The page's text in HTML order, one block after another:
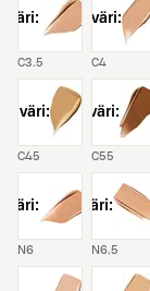
väri:
C3.5
väri:
C4
väri:
C45
väri:
C55
väri:
N6
väri:
N6.5